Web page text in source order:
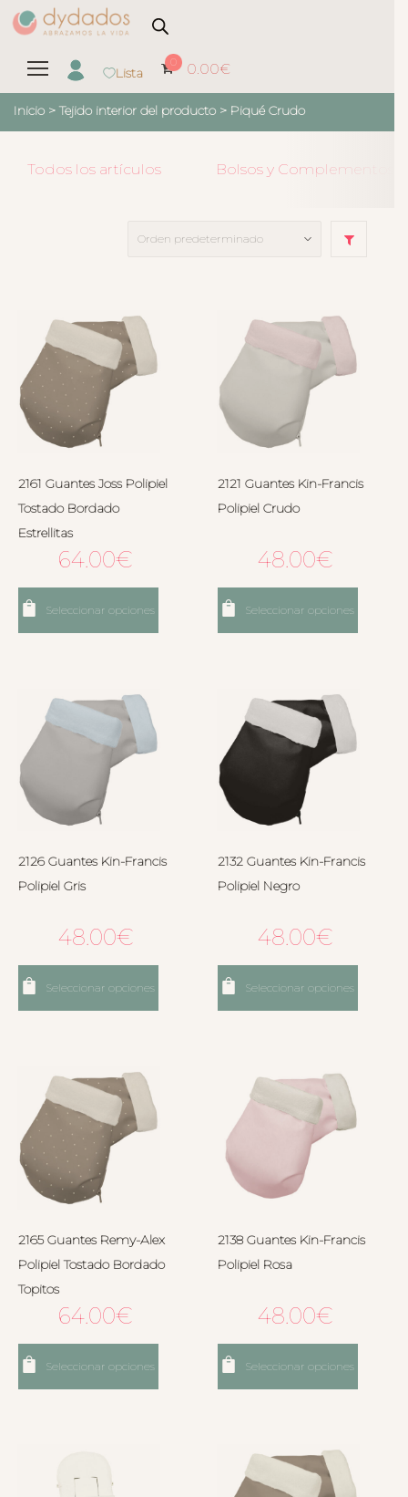
Lista
0 0.00€
Inicio > Tejido interior del producto > Piqué Crudo
Todos los artículos Bolsos y Complementos
2161 Guantes Joss Polipiel
Tostado Bordado
Estrellitas
64.00€
Seleccionar opciones
2121 Guantes Kin-Francis
Polipiel Crudo
48.00€
Seleccionar opciones
2126 Guantes Kin-Francis
Polipiel Gris
48.00€
Seleccionar opciones
2132 Guantes Kin-Francis
Polipiel Negro
48.00€
Seleccionar opciones
2165 Guantes Remy-Alex
Polipiel Tostado Bordado
Topitos
64.00€
Seleccionar opciones
2138 Guantes Kin-Francis
Polipiel Rosa
48.00€
Seleccionar opciones